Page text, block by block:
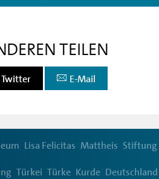
TEILEN
Twitter E-Mail
Lisa Felicitas Mattheis Stiftung
Türkei Türke Kurde Deutschland